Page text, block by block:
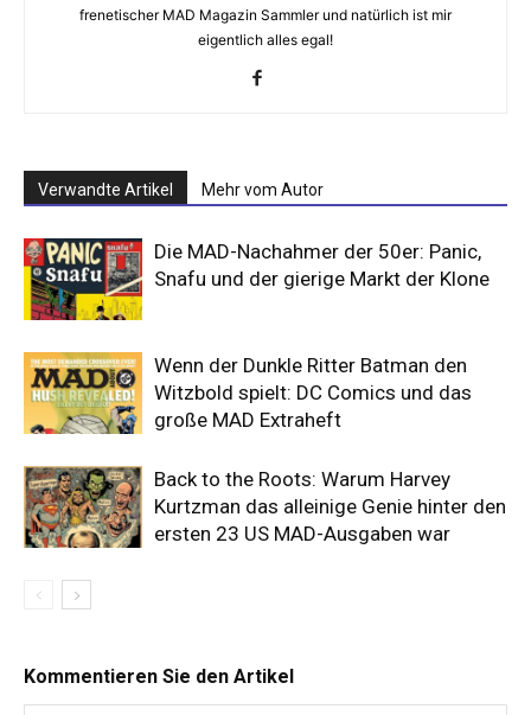
frenetischer MAD Magazin Sammler und natürlich ist mir
eigentlich alles egal!
Verwandte Artikel Mehr vom Autor
Die MAD-Nachahmer der 50er: Panic,
Snafu und der gierige Markt der Klone
Wenn der Dunkle Ritter Batman den
Witzbold spielt: DC Comics und das
große MAD Extraheft
Back to the Roots: Warum Harvey
Kurtzman das alleinige Genie hinter den
ersten 23 US MAD-Ausgaben war
Kommentieren Sie den Artikel